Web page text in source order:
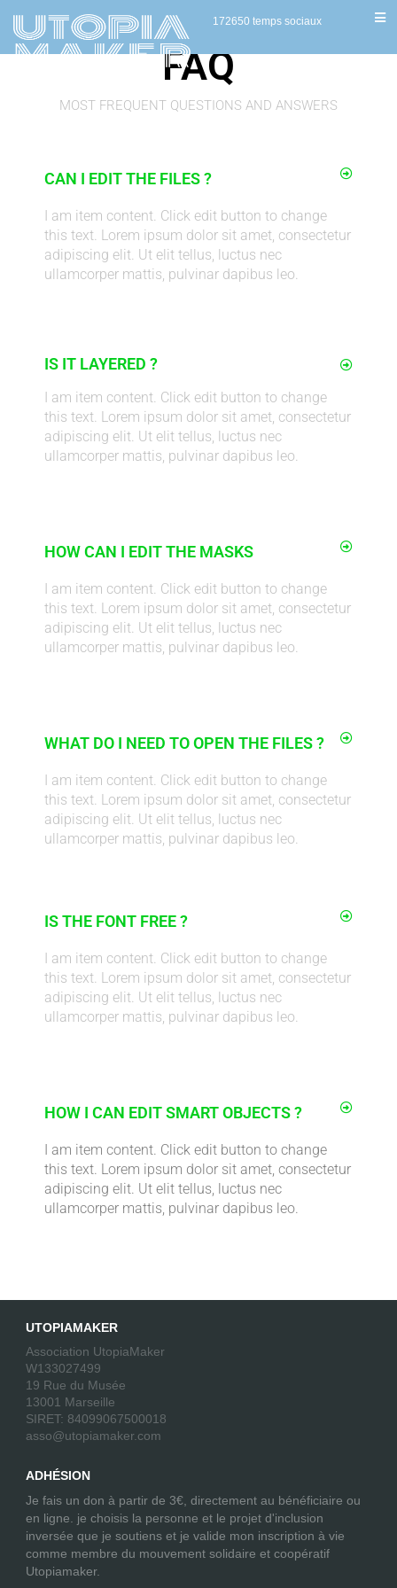
172650 temps sociaux
FAQ
MOST FREQUENT QUESTIONS AND ANSWERS
CAN I EDIT THE FILES ?
I am item content. Click edit button to change
this text. Lorem ipsum dolor sit amet, consectetur
adipiscing elit. Ut elit tellus, luctus nec
ullamcorper mattis, pulvinar dapibus leo.
IS IT LAYERED ?
I am item content. Click edit button to change
this text. Lorem ipsum dolor sit amet, consectetur
adipiscing elit. Ut elit tellus, luctus nec
ullamcorper mattis, pulvinar dapibus leo.
HOW CAN I EDIT THE MASKS
I am item content. Click edit button to change
this text. Lorem ipsum dolor sit amet, consectetur
adipiscing elit. Ut elit tellus, luctus nec
ullamcorper mattis, pulvinar dapibus leo.
WHAT DO I NEED TO OPEN THE FILES ?
I am item content. Click edit button to change
this text. Lorem ipsum dolor sit amet, consectetur
adipiscing elit. Ut elit tellus, luctus nec
ullamcorper mattis, pulvinar dapibus leo.
IS THE FONT FREE ?
I am item content. Click edit button to change
this text. Lorem ipsum dolor sit amet, consectetur
adipiscing elit. Ut elit tellus, luctus nec
ullamcorper mattis, pulvinar dapibus leo.
HOW I CAN EDIT SMART OBJECTS ?
I am item content. Click edit button to change
this text. Lorem ipsum dolor sit amet, consectetur
adipiscing elit. Ut elit tellus, luctus nec
ullamcorper mattis, pulvinar dapibus leo.
UTOPIAMAKER
Association UtopiaMaker
W133027499
19 Rue du Musée
13001 Marseille
SIRET: 84099067500018
asso@utopiamaker.com
ADHÉSION
Je fais un don à partir de 3€, directement au bénéficiaire ou
en ligne. je choisis la personne et le projet d'inclusion
inversée que je soutiens et je valide mon inscription à vie
comme membre du mouvement solidaire et coopératif
Utopiamaker.